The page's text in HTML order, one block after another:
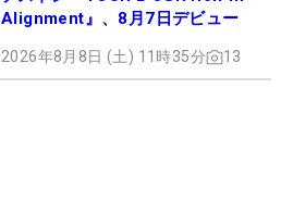
Alignment』、8月7日デビュー
2026年8月8日 (土) 11時35分 13